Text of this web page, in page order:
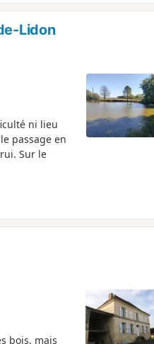
Lidon
ni lieu
passage en
Sur le
bois, mais